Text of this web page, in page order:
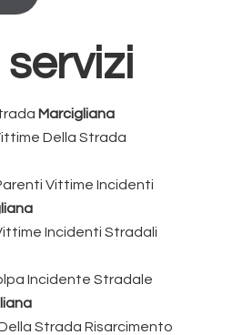
servizi
Marcigliana
Della Strada
Vittime Incidenti
Incidenti Stradali
Incidente Stradale
Strada Risarcimento